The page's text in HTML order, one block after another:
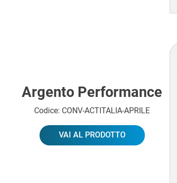
Argento Performance
Codice: CONV-ACTITALIA-APRILE
VAI AL PRODOTTO